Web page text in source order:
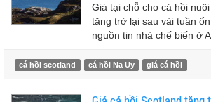
Giá tại chỗ cho cá hồi
tăng trở lại sau vài tuần
nguồn tin nhà chế biến ở
cá hồi scotland cá hồi Na Uy giá cá hồi